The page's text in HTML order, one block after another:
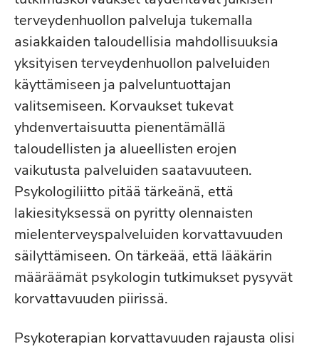
terveydenhuollon palveluja tukemalla
asiakkaiden taloudellisia mahdollisuuksia
yksityisen terveydenhuollon palveluiden
käyttämiseen ja palveluntuottajan
valitsemiseen. Korvaukset tukevat
yhdenvertaisuutta pienentämällä
taloudellisten ja alueellisten erojen
vaikutusta palveluiden saatavuuteen.
Psykologiliitto pitää tärkeänä, että
lakiesityksessä on pyritty olennaisten
mielenterveyspalveluiden korvattavuuden
säilyttämiseen. On tärkeää, että lääkärin
määräämät psykologin tutkimukset pysyvät
korvattavuuden piirissä.
Psykoterapian korvattavuuden rajausta olisi